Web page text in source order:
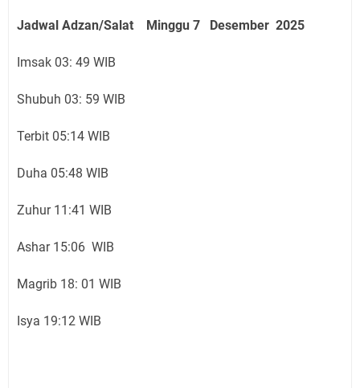
Jadwal Adzan/Salat Minggu 7 Desember 2025
Imsak 03: 49 WIB
Shubuh 03: 59 WIB
Terbit 05:14 WIB
Duha 05:48 WIB
Zuhur 11:41 WIB
Ashar 15:06 WIB
Magrib 18: 01 WIB
Isya 19:12 WIB